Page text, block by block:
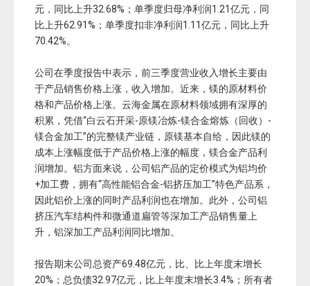
元，同比上升32.68%；单季度归母净利润1.21亿元，同
比上升62.91%；单季度扣非净利润1.11亿元，同比上升
70.42%。
公司在季度报告中表示，前三季度营业收入增长主要由
于产品销售价格上涨，收入增加。近来，镁的原材料价
格和产品价格上涨。云海金属在原材料领域拥有深厚的
积累，凭借“白云石开采-原镁冶炼-镁合金熔炼（回收）-
镁合金加工”的完整镁产业链，原镁基本自给，因此镁的
成本上涨幅度低于产品价格上涨的幅度，镁合金产品利
润增加。铝方面来说，公司铝产品的定价模式为铝均价
+加工费，拥有“高性能铝合金-铝挤压加工”特色产品系，
因此铝价上涨的同时产品利润也在增加。此外，公司铝
挤压汽车结构件和微通道扁管等深加工产品销售量上
升，铝深加工产品利润同比增加。
报告期末公司总资产69.48亿元，比、比上年度末增长
20%；总负债32.97亿元，比上年度末增长3.4%；所有者